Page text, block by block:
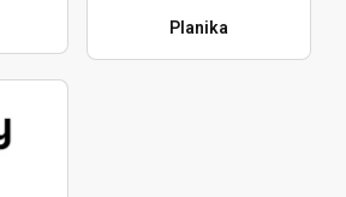
Planika